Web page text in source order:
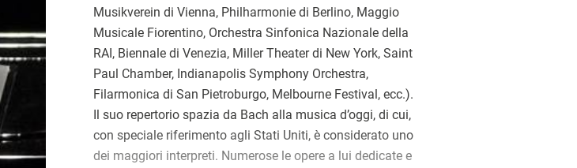
Musikverein di Vienna, Philharmonie di Berlino, Maggio
Musicale Fiorentino, Orchestra Sinfonica Nazionale della
RAI, Biennale di Venezia, Miller Theater di New York, Saint
Paul Chamber, Indianapolis Symphony Orchestra,
Filarmonica di San Pietroburgo, Melbourne Festival, ecc.).
Il suo repertorio spazia da Bach alla musica d’oggi, di cui,
con speciale riferimento agli Stati Uniti, è considerato uno
dei maggiori interpreti. Numerose le opere a lui dedicate e